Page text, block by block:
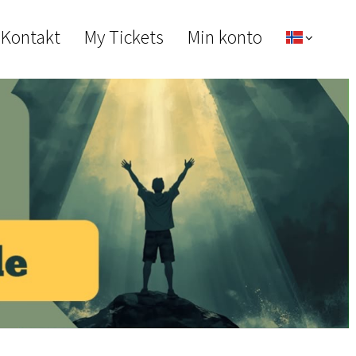
My Tickets Min konto